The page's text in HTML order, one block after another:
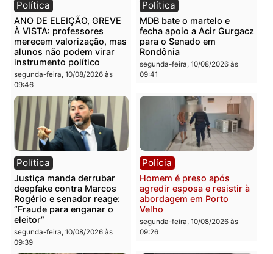
Política
Com aval de Bolsonaro,
Bruno Scheid cresce nas
ruas e tenta transformar
força da direita em vaga
no Senado
segunda-feira, 10/08/2026 às
09:51
Notícias
BR-364, A RODOVIA DA
perdidas em mais uma
tragédia que escancara o
perigo nas estradas de
Rondônia
segunda-feira, 10/08/2026 às
09:48
Política